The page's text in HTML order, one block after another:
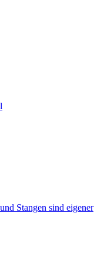
Stangen sind eigener